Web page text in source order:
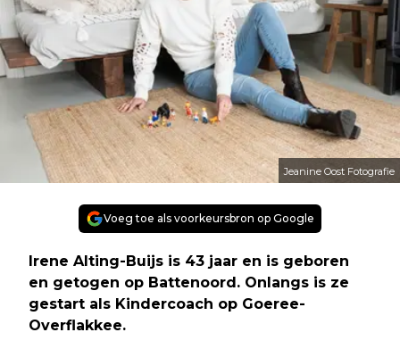
Jeanine Oost Fotografie
Voeg toe als voorkeursbron op Google
Irene Alting-Buijs is 43 jaar en is geboren
en getogen op Battenoord. Onlangs is ze
gestart als Kindercoach op Goeree-
Overflakkee.